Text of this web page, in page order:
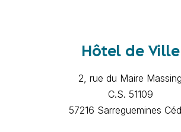
Hôtel de Ville
2, rue du Maire Massing
C.S. 51109
57216 Sarreguemines